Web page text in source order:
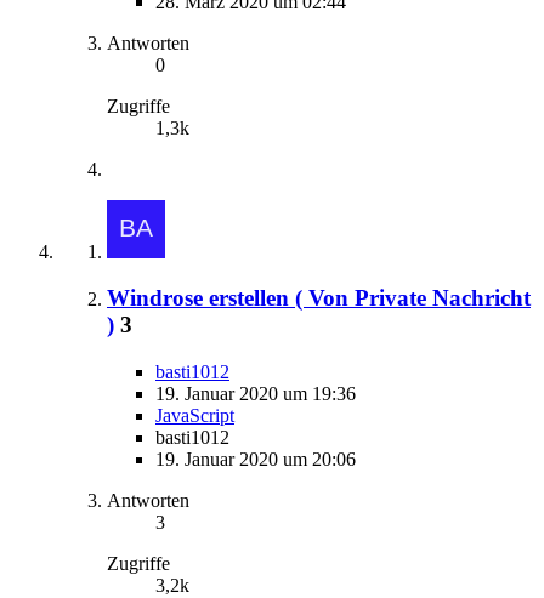
Antworten
0
Zugriffe
1,3k
Windrose erstellen ( Von Private Nachricht
) 3
basti1012
19. Januar 2020 um 19:36
JavaScript
basti1012
19. Januar 2020 um 20:06
Antworten
3
Zugriffe
3,2k